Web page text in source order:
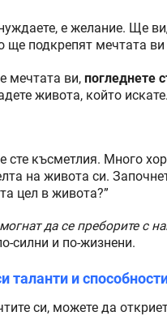
е желание. Ще
ще подкрепят мечтата
мечтата ви, погледнете
живота, който искате.
сте късметлия. Много
на живота си.
цел в живота?”
да се преборите с
силни и по-жизнени.
таланти и
си, можете да